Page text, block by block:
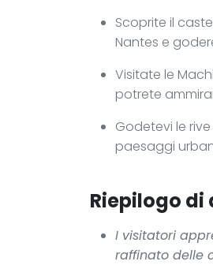
Scoprite il
Nantes e
Visitate le
potrete
Godetevi le
paesaggi
Riepilogo di
I visitatori
raffinato delle